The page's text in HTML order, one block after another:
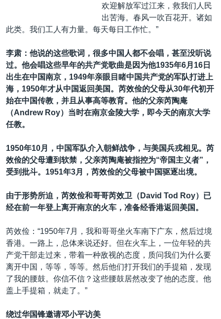
欢迎解放军过江来，救我们人民
出苦海。春风一吹百花开。诸如
此类。我们工人有力量。每天每日工作忙。”
李肃：他说的这些歌词，很多中国人都不会唱，甚至没听说
过。他会唱这些早年的共产党歌曲是因为他1935年6月 16 日
出生在中国南京， 1949年亲眼目睹中国共产党的军队打进上
海， 1950年才从中国返回美国。芮效俭的父母从30年代初开
始在中国传教，并且从事高等教育。他的父亲芮陶庵
（Andrew Roy）当时在南京金陵大学，即今天的南京大学
任教。
1950年10月，中国军队介入朝鲜战争，与美国兵戎相见。芮
效俭的父母遭到软禁，父亲芮陶庵被指控为“帝国主义者” ，
受到批斗。 1951年3月，芮效俭的父母被中国驱逐出境。
由于形势所迫，芮效俭和哥哥芮效卫（David Tod Roy）已
经在前一年登上离开南京的火车，准备经香港返回美国。
芮效俭：“1950年7月，我和哥哥坐火车南下广东，然后过境
香港。一路上，总体来说还好。但在火车上，一位年轻的共
产党干部走过来，带着一种敌视的态度，质问我们为什么要
离开中国，等等，等等。然后他们打开我们的手提箱，发现
了我的腰鼓。你信不信？这些腰鼓居然改变了他的态度。他
盖上手提箱，就走了。”
绕过华国锋邀请邓小平访美